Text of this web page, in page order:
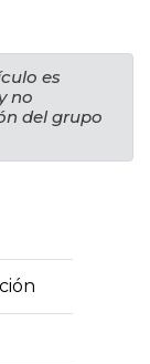
es
no
del grupo